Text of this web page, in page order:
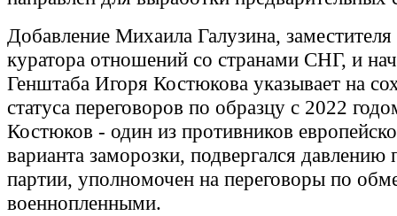
Добавление Михаила Галузина,
куратора отношений со странами СНГ, и
Генштаба Игоря Костюкова указывает на
статуса переговоров по образцу с 2022
Костюков - один из противников
варианта заморозки, подвергался давлению
партии, уполномочен на переговоры по
военнопленными.